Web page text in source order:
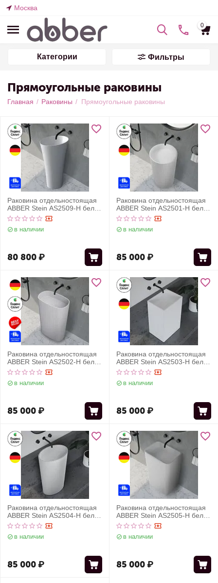
Москва
0
Категории Фильтры
Прямоугольные раковины
Главная / Раковины / Прямоугольные раковины
Раковина отдельностоящая
ABBER Stein AS2509-H белая
матовая
в наличии
80 800₽
Раковина отдельностоящая
ABBER Stein AS2501-H белая
матовая
в наличии
85 000₽
Раковина отдельностоящая
ABBER Stein AS2502-H белая
матовая
в наличии
85 000₽
Раковина отдельностоящая
ABBER Stein AS2503-H белая
матовая
в наличии
85 000₽
Раковина отдельностоящая
ABBER Stein AS2504-H белая
матовая
в наличии
85 000₽
Раковина отдельностоящая
ABBER Stein AS2505-H белая
матовая
в наличии
85 000₽